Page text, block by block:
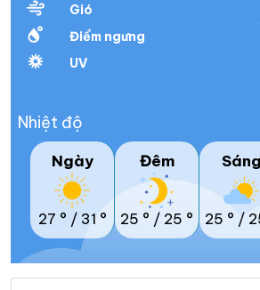
Gió
Điểm ngưng
UV
Nhiệt độ
Ngày
27 ° / 31 °
Đêm
25 ° / 25 °
Sáng
25 ° /